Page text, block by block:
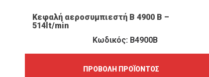
Κεφαλή αεροσυμπιεστή Β 4900 Β –
514lt/min
Κωδικός: B4900B
ΠΡΟΒΟΛΉ ΠΡΟΪΌΝΤΟΣ